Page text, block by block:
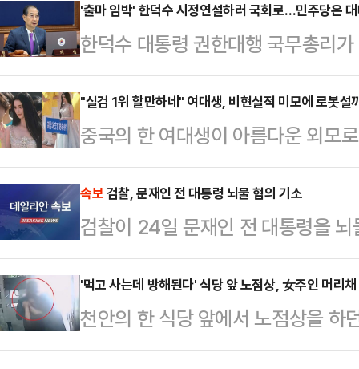
면 전주지검은 문 전 대통령을 특정
혐의로 불구속기소 했다고 이날 밝
직 전 의원도 뇌물공여 및 업무상
딸인 다혜씨와 사위였던 서씨에 대
울중앙지법에 공소를 제기함에 따
울에서 진행될 예…
'출마 임박' 한덕수 시정연설하러 국회로…민주당은
한덕수 대통령 권한대행 국무총리
하러 여의도를 찾는다. '한미 2+2
대선 출마선언을 할 것이라는 관측
될 것이라는 전망이 나온다.더불어
선언'이라고 주장하면서 "한 대행이
닌가 우려하고 있다"고 비판했다.
대행 시정연설에 대한 당 차원의
일 오전 1…
"실검 1위 할만하네" 여대생, 비현실적 미모에 로봇설
중국의 한 여대생이 아름다운 외모
등 현지 언론에 따르면 지난 17일
대회가 열렸다.학원 소속 학생들이
성이 피켓을 들고 입장해 눈길을 샀
구비를 자랑하는 이 여성이 손을
자 일부에서는 여성의 완벽한 외모
했다.자신의 영상이 실시간 검색어
에 글을 게재…
속보검찰, 문재인 전 대통령 뇌물 혐의 기소
검찰이 24일 문재인 전 대통령을
'먹고 사는데 방해된다' 식당 앞 노점상, 女주인 머리
천안의 한 식당 앞에서 노점상을 하
구속됐다.20일 충남 천안서북경찰